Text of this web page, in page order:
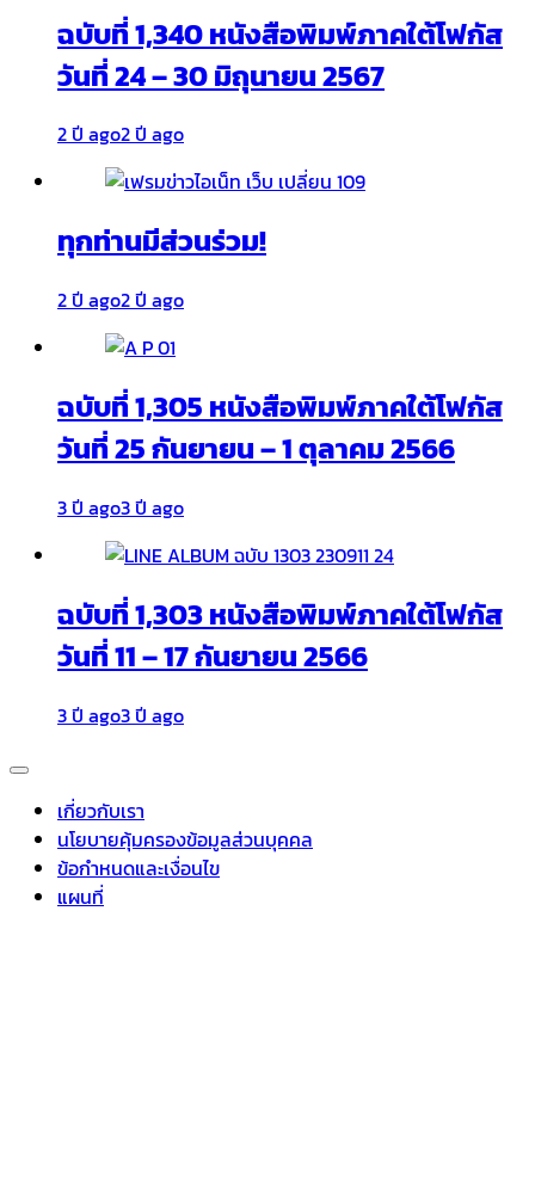
ฉบับที่ 1,340 หนังสือพิมพ์ภาคใต้โฟกัส
วันที่ 24 – 30 มิถุนายน 2567
2 ปี ago2 ปี ago
ทุกท่านมีส่วนร่วม!
2 ปี ago2 ปี ago
ฉบับที่ 1,305 หนังสือพิมพ์ภาคใต้โฟกัส
วันที่ 25 กันยายน – 1 ตุลาคม 2566
3 ปี ago3 ปี ago
ฉบับที่ 1,303 หนังสือพิมพ์ภาคใต้โฟกัส
วันที่ 11 – 17 กันยายน 2566
3 ปี ago3 ปี ago
เกี่ยวกับเรา
นโยบายคุ้มครองข้อมูลส่วนบุคคล
ข้อกำหนดและเงื่อนไข
แผนที่